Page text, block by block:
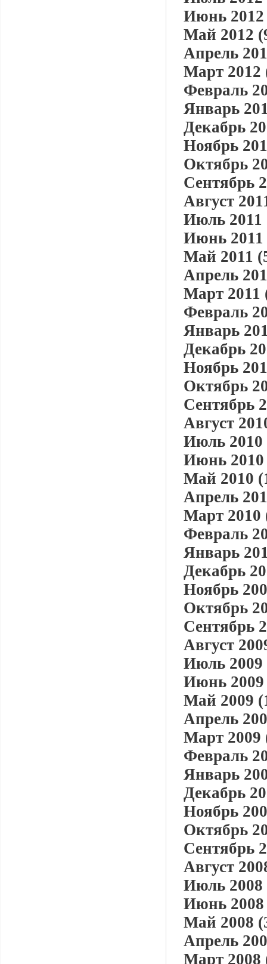
Июнь 2012
Май 2012
Апрель
Март 2012
Февраль
Январь
Декабрь
Ноябрь
Октябрь
Сентябрь
Август
Июль 2011
Июнь 2011
Май 2011
Апрель
Март 2011
Февраль
Январь
Декабрь
Ноябрь
Октябрь
Сентябрь
Август
Июль 2010
Июнь 2010
Май 2010
Апрель
Март 2010
Февраль
Январь
Декабрь
Ноябрь
Октябрь
Сентябрь
Август
Июль 2009
Июнь 2009
Май 2009
Апрель
Март 2009
Февраль
Январь
Декабрь
Ноябрь
Октябрь
Сентябрь
Август
Июль 2008
Июнь 2008
Май 2008
Апрель
Март 2008